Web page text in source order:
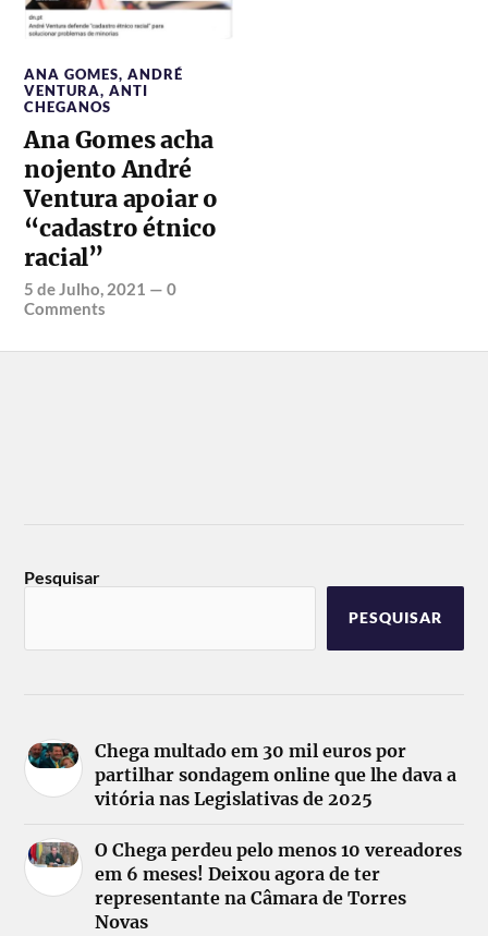
ANA GOMES,ANDRÉ
VENTURA,ANTI
CHEGANOS
Ana Gomes acha
nojento André
Ventura apoiar o
“cadastro étnico
racial”
5 de Julho, 2021 —0
Comments
Pesquisar
PESQUISAR
Chega multado em 30 mil euros por
partilhar sondagem online que lhe dava a
vitória nas Legislativas de 2025
O Chega perdeu pelo menos 10 vereadores
em 6 meses! Deixou agora de ter
representante na Câmara de Torres
Novas